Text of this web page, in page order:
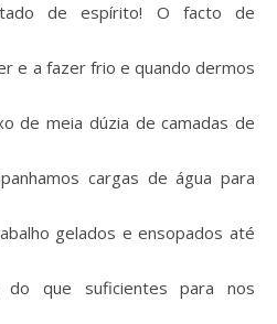
de espírito! O facto de
e a fazer frio e quando dermos
de meia dúzia de camadas de
cargas de água para
gelados e ensopados até
que suficientes para nos